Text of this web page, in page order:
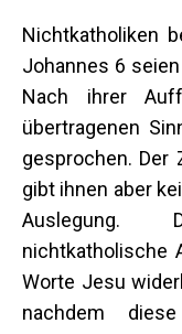
Nichtkatholiken
Johannes 6
Nach ihrer
übertragenen
gesprochen. Der
gibt ihnen aber
Auslegung.
nichtkatholische
Worte Jesu
nachdem